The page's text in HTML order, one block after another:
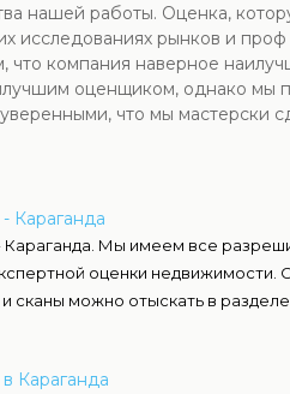
нашей работы. Оценка,
исследованиях рынков и
что компания наверное
оценщиком, однако мы
что мы мастерски
Караганда
Мы имеем все
оценки недвижимости.
сканы можно отыскать в разделе
Караганда